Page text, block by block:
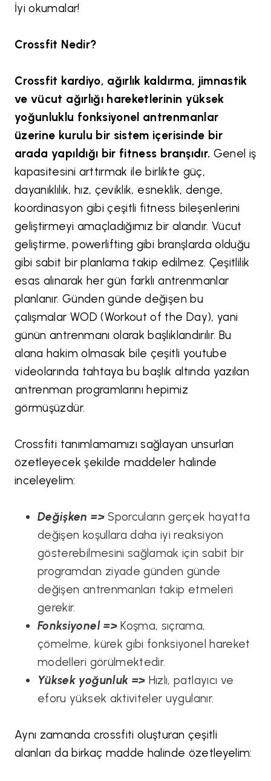
İyi okumalar!
Crossfit Nedir?
Crossfit kardiyo, ağırlık kaldırma, jimnastik
ve vücut ağırlığı hareketlerinin yüksek
yoğunluklu fonksiyonel antrenmanlar
üzerine kurulu bir sistem içerisinde bir
arada yapıldığı bir fitness branşıdır. Genel iş
kapasitesini arttırmak ile birlikte güç,
dayanıklılık, hız, çeviklik, esneklik, denge,
koordinasyon gibi çeşitli fitness bileşenlerini
geliştirmeyi amaçladığımız bir alandır. Vücut
geliştirme, powerlifting gibi branşlarda olduğu
gibi sabit bir planlama takip edilmez. Çeşitlilik
esas alınarak her gün farklı antrenmanlar
planlanır. Günden günde değişen bu
çalışmalar WOD (Workout of the Day), yani
günün antrenmanı olarak başlıklandırılır. Bu
alana hakim olmasak bile çeşitli youtube
videolarında tahtaya bu başlık altında yazılan
antrenman programlarını hepimiz
görmüşüzdür.
Crossfiti tanımlamamızı sağlayan unsurları
özetleyecek şekilde maddeler halinde
inceleyelim:
Değişken =>Sporcuların gerçek hayatta
değişen koşullara daha iyi reaksiyon
gösterebilmesini sağlamak için sabit bir
programdan ziyade günden günde
değişen antrenmanları takip etmeleri
gerekir.
Fonksiyonel =>Koşma, sıçrama,
çömelme, kürek gibi fonksiyonel hareket
modelleri görülmektedir.
Yüksek yoğunluk => Hızlı, patlayıcı ve
eforu yüksek aktiviteler uygulanır.
Aynı zamanda crossfiti oluşturan çeşitli
alanları da birkaç madde halinde özetleyelim: